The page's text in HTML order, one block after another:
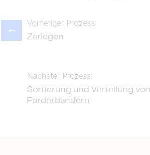
Vorheriger Prozess
Zerlegen
Nächster Prozess
Sortierung und Verteilung von
Förderbändern